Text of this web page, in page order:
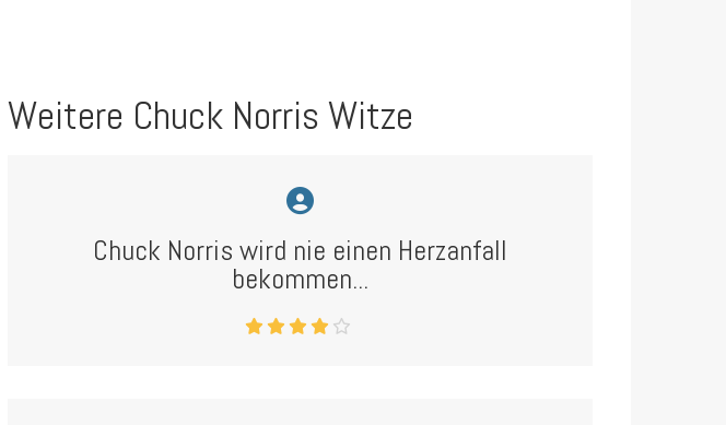
Weitere Chuck Norris Witze
Chuck Norris wird nie einen Herzanfall
bekommen...